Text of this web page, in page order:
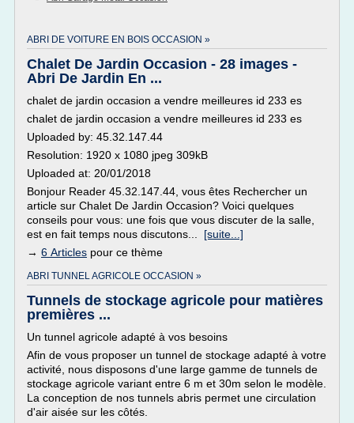
ABRI DE VOITURE EN BOIS OCCASION »
Chalet De Jardin Occasion - 28 images -
Abri De Jardin En ...
chalet de jardin occasion a vendre meilleures id 233 es
chalet de jardin occasion a vendre meilleures id 233 es
Uploaded by: 45.32.147.44
Resolution: 1920 x 1080 jpeg 309kB
Uploaded at: 20/01/2018
Bonjour Reader 45.32.147.44, vous êtes Rechercher un
article sur Chalet De Jardin Occasion? Voici quelques
conseils pour vous: une fois que vous discuter de la salle,
est en fait temps nous discutons... [suite...]
→ 6 Articles pour ce thème
ABRI TUNNEL AGRICOLE OCCASION »
Tunnels de stockage agricole pour matières
premières ...
Un tunnel agricole adapté à vos besoins
Afin de vous proposer un tunnel de stockage adapté à votre
activité, nous disposons d'une large gamme de tunnels de
stockage agricole variant entre 6 m et 30m selon le modèle.
La conception de nos tunnels abris permet une circulation
d'air aisée sur les côtés.